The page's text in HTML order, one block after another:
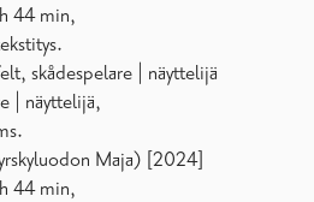
44 min,
skådespelare | näyttelijä
| näyttelijä,
Maja) [2024]
44 min,